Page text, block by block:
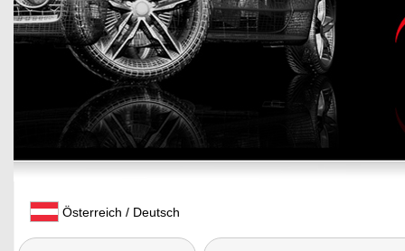
Österreich / Deutsch